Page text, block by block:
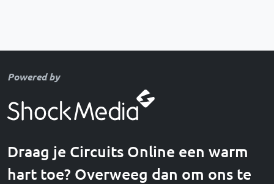
Powered by
Draag je Circuits Online een warm
hart toe? Overweeg dan om ons te